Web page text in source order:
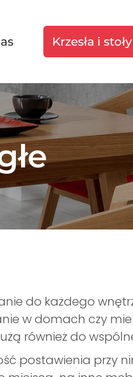
Krzesła i stoły
do każdego
w domach czy
również do
postawienia przy